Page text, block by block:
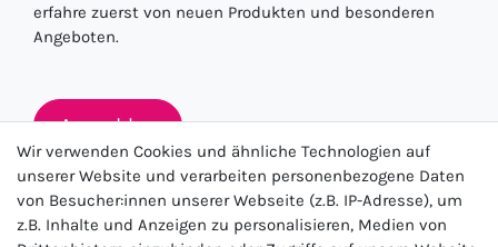
erfahre zuerst von neuen Produkten und besonderen
Angeboten.
Anmelden
★★★★★
Wir verwenden Cookies und ähnliche Technologien auf
unserer Website und verarbeiten personenbezogene Daten
von Besucher:innen unserer Webseite (z.B. IP-Adresse), um
z.B. Inhalte und Anzeigen zu personalisieren, Medien von